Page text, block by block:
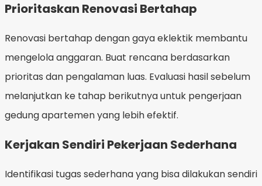
Prioritaskan Renovasi Bertahap
Renovasi bertahap dengan gaya eklektik membantu
mengelola anggaran. Buat rencana berdasarkan
prioritas dan pengalaman luas. Evaluasi hasil sebelum
melanjutkan ke tahap berikutnya untuk pengerjaan
gedung apartemen yang lebih efektif.
Kerjakan Sendiri Pekerjaan Sederhana
Identifikasi tugas sederhana yang bisa dilakukan sendiri